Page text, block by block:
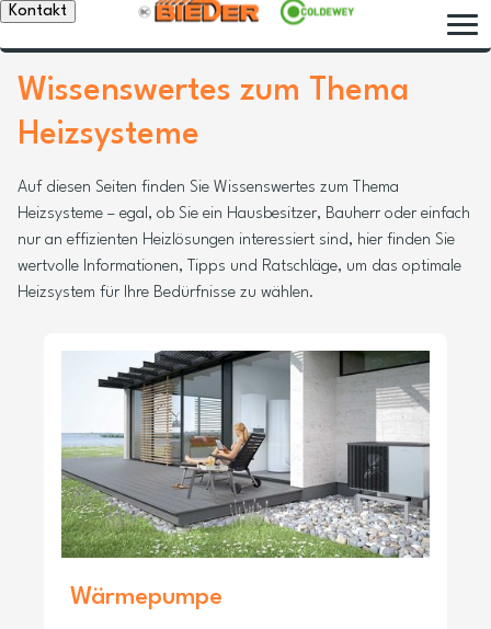
Kontakt
Wissenswertes zum Thema
Heizsysteme
Auf diesen Seiten finden Sie Wissenswertes zum Thema
Heizsysteme – egal, ob Sie ein Hausbesitzer, Bauherr oder einfach
nur an effizienten Heizlösungen interessiert sind, hier finden Sie
wertvolle Informationen, Tipps und Ratschläge, um das optimale
Heizsystem für Ihre Bedürfnisse zu wählen.
Wärmepumpe